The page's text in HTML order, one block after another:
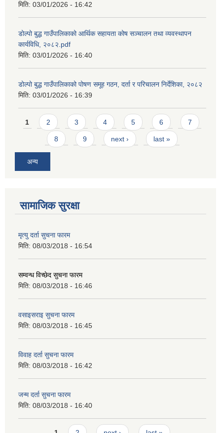
मिति: 03/01/2026 - 16:42
डोल्पो बुद्ध गाउँपालिकाको आर्थिक सहायता कोष सञ्चालन तथा व्यवस्थापन
कार्यविधि, २०८२.pdf
मिति: 03/01/2026 - 16:40
डोल्पो बुद्ध गाउँपालिकाको पोषण समूह गठन, दर्ता र परिचालन निर्देशिका, २०८२
मिति: 03/01/2026 - 16:39
Pages
1 2 3 4 5 6 7
8 9 next › last »
अन्य
सामाजिक सुरक्षा
मृत्यु दर्ता सुचना फारम
मिति: 08/03/2018 - 16:54
सम्वन्ध विच्छेद सुचना फारम
मिति: 08/03/2018 - 16:46
वसाइसराइ सुचना फारम
मिति: 08/03/2018 - 16:45
विवाह दर्ता सुचना फारम
मिति: 08/03/2018 - 16:42
जन्म दर्ता सुचना फारम
मिति: 08/03/2018 - 16:40